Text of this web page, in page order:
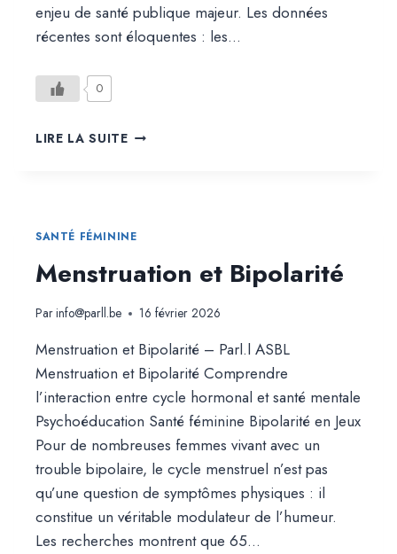
enjeu de santé publique majeur. Les données
récentes sont éloquentes : les…
0
LIRE LA SUITESANTÉ
DU
DIAGNOSTIC
SANTÉ FÉMININE
Menstruation et Bipolarité
Parinfo@parll.be 16 février 2026
Menstruation et Bipolarité – Parl.l ASBL
Menstruation et Bipolarité Comprendre
l’interaction entre cycle hormonal et santé mentale
Psychoéducation Santé féminine Bipolarité en Jeux
Pour de nombreuses femmes vivant avec un
trouble bipolaire, le cycle menstruel n’est pas
qu’une question de symptômes physiques : il
constitue un véritable modulateur de l’humeur.
Les recherches montrent que 65…